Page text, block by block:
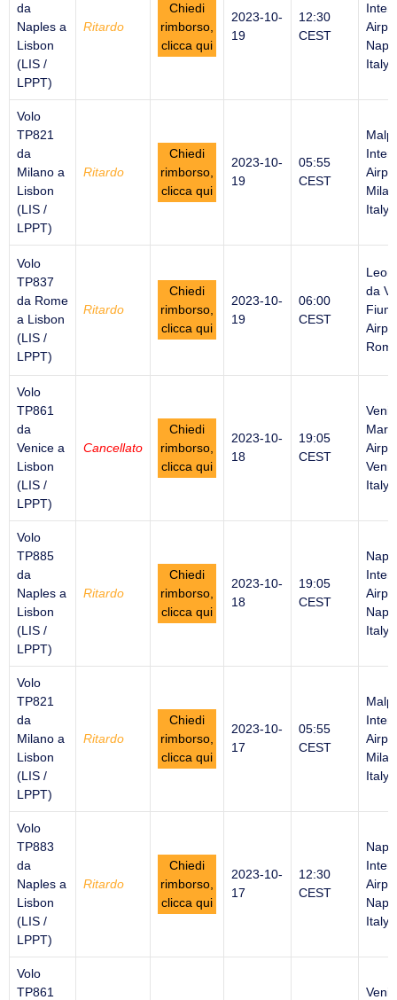
da
Naples a
Lisbon
(LIS /
LPPT)
Ritardo
Chiedi
rimborso,
clicca qui
2023-10-
19
12:30
CEST
Italy
Volo
TP821
da
Milano a
Lisbon
(LIS /
LPPT)
Ritardo
Chiedi
rimborso,
clicca qui
2023-10-
19
05:55
CEST
Italy
Volo
TP837
da Rome
a Lisbon
(LIS /
LPPT)
Ritardo
Chiedi
rimborso,
clicca qui
2023-10-
19
06:00
CEST
da
Volo
TP861
da
Venice a
Lisbon
(LIS /
LPPT)
Cancellato
Chiedi
rimborso,
clicca qui
2023-10-
18
19:05
CEST
Italy
Volo
TP885
da
Naples a
Lisbon
(LIS /
LPPT)
Ritardo
Chiedi
rimborso,
clicca qui
2023-10-
18
19:05
CEST
Italy
Volo
TP821
da
Milano a
Lisbon
(LIS /
LPPT)
Ritardo
Chiedi
rimborso,
clicca qui
2023-10-
17
05:55
CEST
Italy
Volo
TP883
da
Naples a
Lisbon
(LIS /
LPPT)
Ritardo
Chiedi
rimborso,
clicca qui
2023-10-
17
12:30
CEST
Italy
Volo
TP861